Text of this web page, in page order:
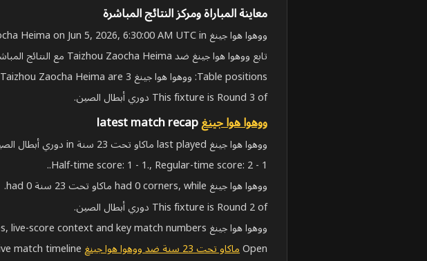
معاينة المباراة ومركز النتائج المباشرة
ووهوا هوا جينغ will face Taizhou Zaocha Heima on Jun 5, 2026, 6:30:00 AM UTC in دوري أبطال الصين.
تابع ووهوا هوا جينغ ضد Taizhou Zaocha Heima مع النتائج المباشرة، الوصول للبث، التشكيلات، المواعيد، سياق التوقعات وإحصائيات المباراة الكاملة.
Table positions: ووهوا هوا جينغ are 2, and Taizhou Zaocha Heima are 3.
This fixture is Round 3 of دوري أبطال الصين.
ووهوا هوا جينغ
ووهوا هوا جينغ last played ماكاو تحت 23 سنة in دوري أبطال الصين on Jun 3, 2026, 7:00:00 AM UTC. The match finished 2 - 1 (فوز).
Half-time score: 1 - 1., Regular-time score: 2 - 1..
ووهوا هوا جينغ had 0 corners, while ماكاو تحت 23 سنة had 0.
This fixture is Round 2 of دوري أبطال الصين.
ووهوا هوا جينغ stats show recent H2H matches, live-score context and key match numbers.
Openماكاو تحت 23 سنة ضد ووهوا هوا جينغ